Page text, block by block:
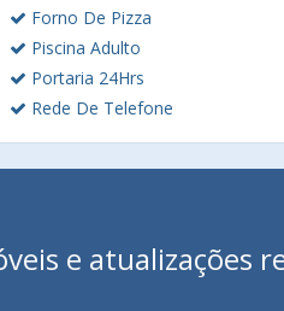
Forno De Pizza
Piscina Adulto
Portaria 24Hrs
Rede De Telefone
e atualizações